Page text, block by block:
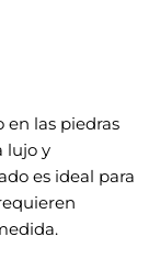
las piedras
lujo y
es ideal para